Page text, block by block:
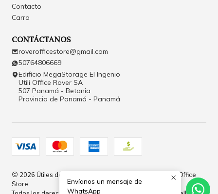
Contacto
Carro
CONTÁCTANOS
roverofficestore@gmail.com
50764806669
Edificio MegaStorage El Ingenio
Utili Office Rover SA
507 Panamá - Betania
Provincia de Panamá - Panamá
2026 Útiles de Oficina y Papelería en Panamá | Rover Office
Store.
Envíanos un mensaje de
WhatsApp